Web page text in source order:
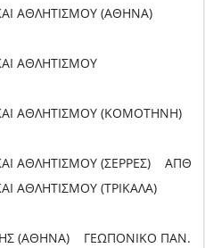
ΑΘΛΗΤΙΣΜΟΥ (ΑΘΗΝΑ)
ΑΘΛΗΤΙΣΜΟΥ
ΑΘΛΗΤΙΣΜΟΥ (ΚΟΜΟΤΗΝΗ)
ΑΘΛΗΤΙΣΜΟΥ (ΣΕΡΡΕΣ) ΑΠΘ
ΑΘΛΗΤΙΣΜΟΥ (ΤΡΙΚΑΛΑ)
(ΑΘΗΝΑ) ΓΕΩΠΟΝΙΚΟ ΠΑΝ.